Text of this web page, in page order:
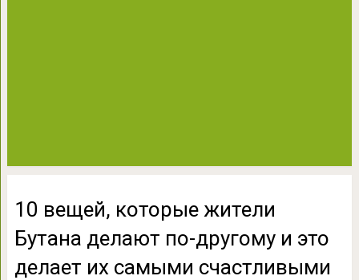
10 вещей, которые жители
Бутана делают по-другому и это
делает их самыми счастливыми